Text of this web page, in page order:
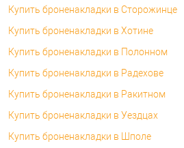
Купить броненакладки в Сторожинце
Купить броненакладки в Хотине
Купить броненакладки в Полонном
Купить броненакладки в Радехове
Купить броненакладки в Ракитном
Купить броненакладки в Уездцах
Купить броненакладки в Шполе